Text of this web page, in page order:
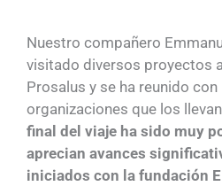
Nuestro compañero
visitado diversos proyectos
Prosalus y se ha reunido
organizaciones que los
final del viaje ha sido muy
aprecian avances
iniciados con la fundación